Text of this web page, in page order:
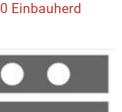
Einbauherd